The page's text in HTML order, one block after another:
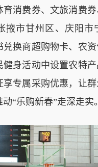
育消费券、文旅消费
掖市甘州区、庆阳市
兑换商超购物卡、农
健身活动中设置农特
享专属采购优惠，让
“乐购新春”走深走实。